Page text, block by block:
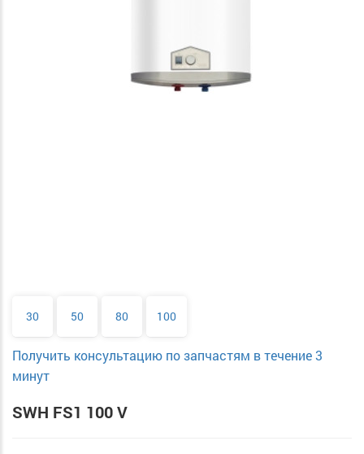
30 50 80 100
Получить консультацию по запчастям в течение 3
минут
SWH FS1 100 V